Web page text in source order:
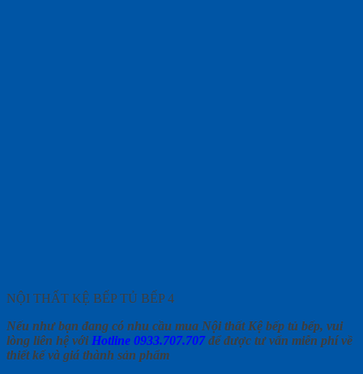
NỘI THẤT KỆ BẾP TỦ BẾP 4
Nếu như bạn đang có nhu cầu mua Nội thất Kệ bếp tủ bếp, vui
lòng liên hệ với Hotline 0933.707.707để được tư vấn miễn phí về
thiết kế và giá thành sản phẩm